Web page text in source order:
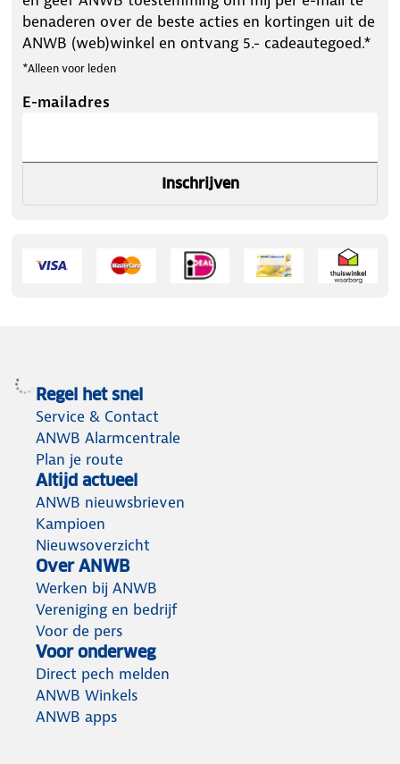
benaderen over de beste acties en kortingen uit de
ANWB (web)winkel en ontvang 5.- cadeautegoed.*
*Alleen voor leden
E-mailadres
Inschrijven
Regel het snel
Service & Contact
ANWB Alarmcentrale
Plan je route
Altijd actueel
ANWB nieuwsbrieven
Kampioen
Nieuwsoverzicht
Over ANWB
Werken bij ANWB
Vereniging en bedrijf
Voor de pers
Voor onderweg
Direct pech melden
ANWB Winkels
ANWB apps